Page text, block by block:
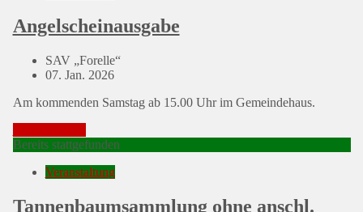
Angelscheinausgabe
SAV „Forelle“
Posted
07. Jan. 2026
Am kommenden Samstag ab 15.00 Uhr im Gemeindehaus.
Bereits stattgefunden
Veranstaltung
Tannenbaumsammlung ohne anschl.